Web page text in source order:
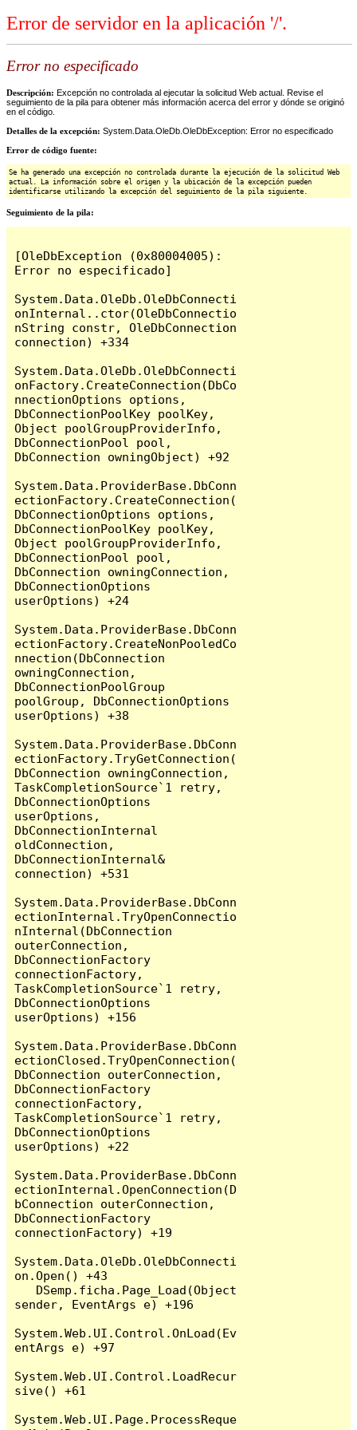
Error de servidor en la aplicación '/'.
Error no especificado
Descripción: Excepción no controlada al ejecutar la solicitud Web actual. Revise el
seguimiento de la pila para obtener más información acerca del error y dónde se originó
en el código.
Detalles de la excepción: System.Data.OleDb.OleDbException: Error no especificado
Error de código fuente:
Se ha generado una excepción no controlada durante la ejecución de la solicitud Web
actual. La información sobre el origen y la ubicación de la excepción pueden
identificarse utilizando la excepción del seguimiento de la pila siguiente.
Seguimiento de la pila:
[OleDbException (0x80004005):
Error no especificado]
System.Data.OleDb.OleDbConnecti
onInternal..ctor(OleDbConnectio
nString constr, OleDbConnection
connection) +334
System.Data.OleDb.OleDbConnecti
onFactory.CreateConnection(DbCo
nnectionOptions options,
DbConnectionPoolKey poolKey,
Object poolGroupProviderInfo,
DbConnectionPool pool,
DbConnection owningObject) +92
System.Data.ProviderBase.DbConn
ectionFactory.CreateConnection(
DbConnectionOptions options,
DbConnectionPoolKey poolKey,
Object poolGroupProviderInfo,
DbConnectionPool pool,
DbConnection owningConnection,
DbConnectionOptions
userOptions) +24
System.Data.ProviderBase.DbConn
ectionFactory.CreateNonPooledCo
nnection(DbConnection
owningConnection,
DbConnectionPoolGroup
poolGroup, DbConnectionOptions
userOptions) +38
System.Data.ProviderBase.DbConn
ectionFactory.TryGetConnection(
DbConnection owningConnection,
TaskCompletionSource`1 retry,
DbConnectionOptions
userOptions,
DbConnectionInternal
oldConnection,
DbConnectionInternal&
connection) +531
System.Data.ProviderBase.DbConn
ectionInternal.TryOpenConnectio
nInternal(DbConnection
outerConnection,
DbConnectionFactory
connectionFactory,
TaskCompletionSource`1 retry,
DbConnectionOptions
userOptions) +156
System.Data.ProviderBase.DbConn
ectionClosed.TryOpenConnection(
DbConnection outerConnection,
DbConnectionFactory
connectionFactory,
TaskCompletionSource`1 retry,
DbConnectionOptions
userOptions) +22
System.Data.ProviderBase.DbConn
ectionInternal.OpenConnection(D
bConnection outerConnection,
DbConnectionFactory
connectionFactory) +19
System.Data.OleDb.OleDbConnecti
on.Open() +43
sender, EventArgs e) +196
System.Web.UI.Control.OnLoad(Ev
entArgs e) +97
System.Web.UI.Control.LoadRecur
sive() +61
System.Web.UI.Page.ProcessReque